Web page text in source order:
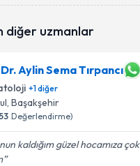
diğer uzmanlar
Aylin Sema Tırpancı
+1diğer
, Başakşehir
Değerlendirme)
kaldığım güzel hocamıza çok